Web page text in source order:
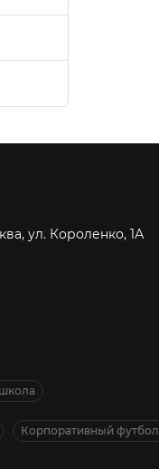
ул. Короленко, 1А
Корпоративный футбол